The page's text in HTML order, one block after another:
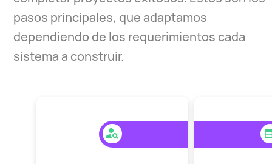
pasos principales, que adaptamos
dependiendo de los requerimientos cada
sistema a construir.